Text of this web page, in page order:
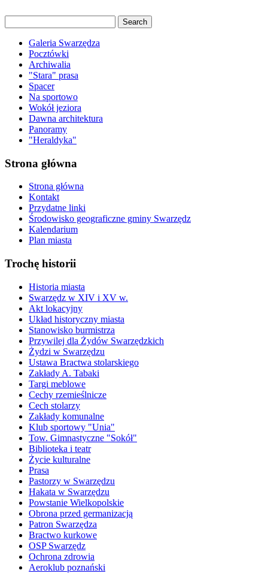
Galeria Swarzędza
Pocztówki
Archiwalia
"Stara" prasa
Spacer
Na sportowo
Wokół jeziora
Dawna architektura
Panoramy
"Heraldyka"
Strona główna
Strona główna
Kontakt
Przydatne linki
Środowisko geograficzne gminy Swarzędz
Kalendarium
Plan miasta
Trochę historii
Historia miasta
Swarzędz w XIV i XV w.
Akt lokacyjny
Układ historyczny miasta
Stanowisko burmistrza
Przywilej dla Żydów Swarzędzkich
Żydzi w Swarzędzu
Ustawa Bractwa stolarskiego
Zakłady A. Tabaki
Targi meblowe
Cechy rzemieślnicze
Cech stolarzy
Zakłady komunalne
Klub sportowy "Unia"
Tow. Gimnastyczne "Sokół"
Biblioteka i teatr
Życie kulturalne
Prasa
Pastorzy w Swarzędzu
Hakata w Swarzędzu
Powstanie Wielkopolskie
Obrona przed germanizacją
Patron Swarzędza
Bractwo kurkowe
OSP Swarzędz
Ochrona zdrowia
Aeroklub poznański